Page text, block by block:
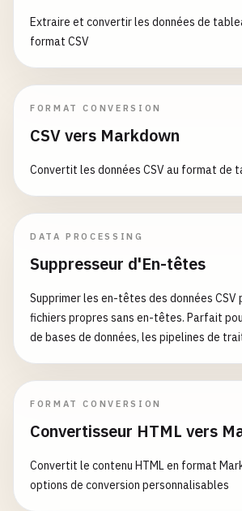
Extraire et convertir les données de
format CSV
FORMAT CONVERSION
CSV vers Markdown
Convertit les données CSV au format de
DATA PROCESSING
Suppresseur d'En-têtes
Supprimer les en-têtes des données CSV
fichiers propres sans en-têtes. Parfait
de bases de données, les pipelines de
FORMAT CONVERSION
Convertisseur HTML vers
Convertit le contenu HTML en format
options de conversion personnalisables